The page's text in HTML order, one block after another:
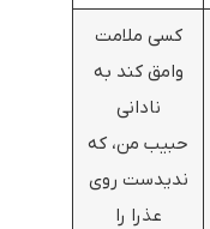
کسی ملامت
وامق کند به
نادانی
حبیب من، که
ندیدست روی
عذرا را